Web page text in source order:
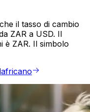
il tasso di cambio
ZAR a USD. Il
è ZAR. Il simbolo